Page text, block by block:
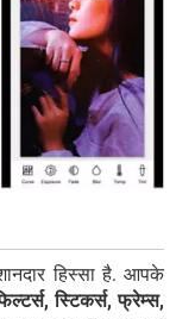
हिस्सा है. आपके
स्टिकर्स, फ्रेम्स,